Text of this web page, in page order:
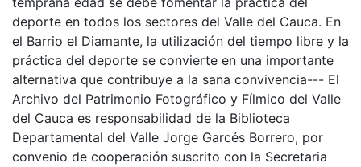
Descripción
En el pie de foto dice lo siguiente: Desde muy
temprana edad se debe fomentar la práctica del
deporte en todos los sectores del Valle del Cauca. En
el Barrio el Diamante, la utilización del tiempo libre y la
práctica del deporte se convierte en una importante
alternativa que contribuye a la sana convivencia--- El
Archivo del Patrimonio Fotográfico y Fílmico del Valle